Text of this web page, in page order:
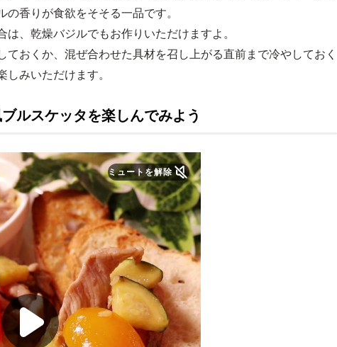
香りが食欲をそそる一品です。
、乾燥バジルでもお作りいただけますよ。
ておくか、混ぜ合わせた具材を召し上がる直前まで冷やしておく
みいただけます。
ルスケッタを楽しんでみよう
ミュートを解除